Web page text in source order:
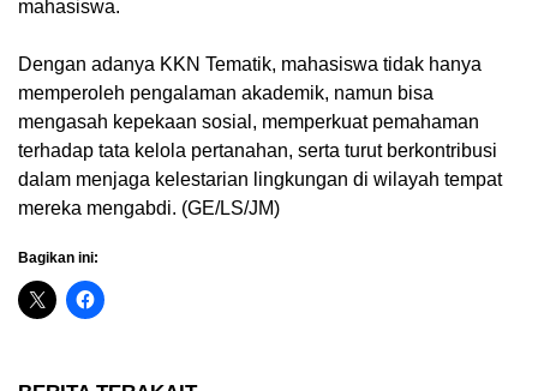
mahasiswa.
Dengan adanya KKN Tematik, mahasiswa tidak hanya
memperoleh pengalaman akademik, namun bisa
mengasah kepekaan sosial, memperkuat pemahaman
terhadap tata kelola pertanahan, serta turut berkontribusi
dalam menjaga kelestarian lingkungan di wilayah tempat
mereka mengabdi. (GE/LS/JM)
Bagikan ini: